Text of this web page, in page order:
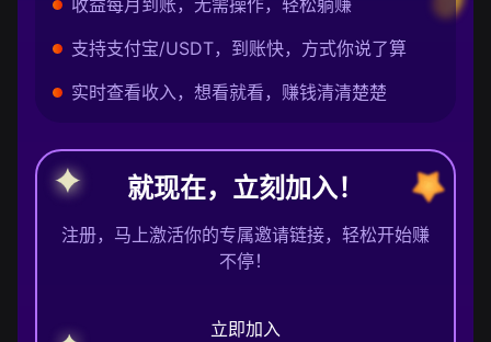
收益每月到账，无需操作，轻松躺赚
支持支付宝/USDT，到账快，方式你说了算
实时查看收入，想看就看，赚钱清清楚楚
就现在，立刻加入！
注册，马上激活你的专属邀请链接，轻松开始赚
不停！
立即加入